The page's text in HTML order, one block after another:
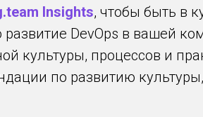
Insights, чтобы быть в
развитие DevOps в вашей
культуры, процессов и
по развитию